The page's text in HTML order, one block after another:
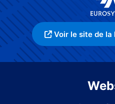
Voir le site de la